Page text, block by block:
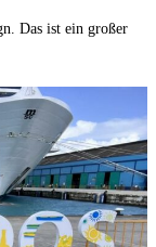
Das ist ein großer